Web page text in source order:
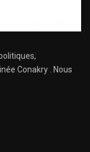
Conakry . Nous